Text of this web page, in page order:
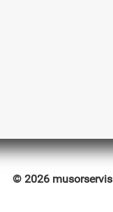
© 2026 musorservis